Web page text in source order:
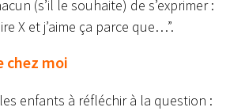
(s’il le souhaite) de s’exprimer :
X et j’aime ça parce que…”.
chez moi
enfants à réfléchir à la question :